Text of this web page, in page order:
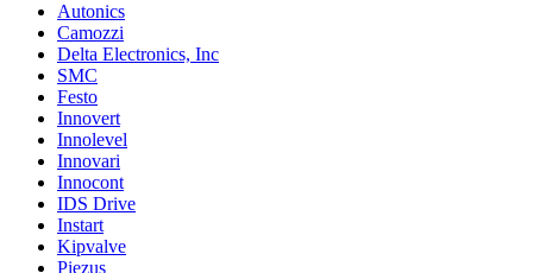
Autonics
Camozzi
Delta Electronics, Inc
SMC
Festo
Innovert
Innolevel
Innovari
Innocont
IDS Drive
Instart
Kipvalve
Piezus